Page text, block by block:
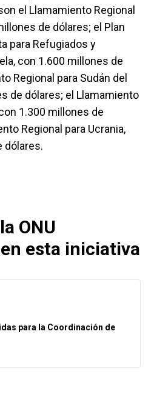
el Llamamiento Regional
de dólares; el Plan
para Refugiados y
con 1.600 millones de
Regional para Sudán del
de dólares; el Llamamiento
1.300 millones de
Regional para Ucrania,
dólares.
ONU
esta iniciativa
para la Coordinación de